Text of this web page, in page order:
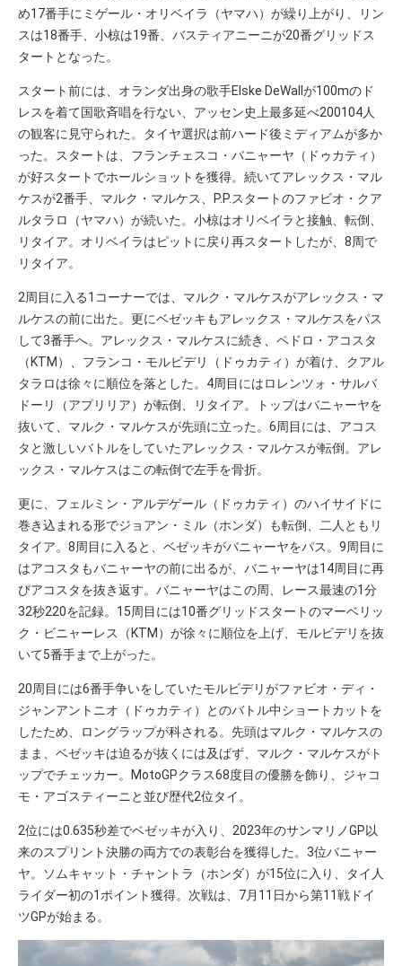
め17番手にミゲール・オリベイラ（ヤマハ）が繰り上がり、リン
スは18番手、小椋は19番、バスティアニーニが20番グリッドス
タートとなった。
スタート前には、オランダ出身の歌手Elske DeWallが100mのド
レスを着て国歌斉唱を行ない、アッセン史上最多延べ200104人
の観客に見守られた。タイヤ選択は前ハード後ミディアムが多か
った。スタートは、フランチェスコ・バニャーヤ（ドゥカティ）
が好スタートでホールショットを獲得。続いてアレックス・マル
ケスが2番手、マルク・マルケス、P.P.スタートのファビオ・クア
ルタラロ（ヤマハ）が続いた。小椋はオリベイラと接触、転倒、
リタイア。オリベイラはピットに戻り再スタートしたが、8周で
リタイア。
2周目に入る1コーナーでは、マルク・マルケスがアレックス・マ
ルケスの前に出た。更にベゼッキもアレックス・マルケスをパス
して3番手へ。アレックス・マルケスに続き、ペドロ・アコスタ
（KTM）、フランコ・モルビデリ（ドゥカティ）が着け、クアル
タラロは徐々に順位を落とした。4周目にはロレンツォ・サルバ
ドーリ（アプリリア）が転倒、リタイア。トップはバニャーヤを
抜いて、マルク・マルケスが先頭に立った。6周目には、アコス
タと激しいバトルをしていたアレックス・マルケスが転倒。アレ
ックス・マルケスはこの転倒で左手を骨折。
更に、フェルミン・アルデゲール（ドゥカティ）のハイサイドに
巻き込まれる形でジョアン・ミル（ホンダ）も転倒、二人ともリ
タイア。8周目に入ると、ベゼッキがバニャーヤをパス。9周目に
はアコスタもバニャーヤの前に出るが、バニャーヤは14周目に再
びアコスタを抜き返す。バニャーヤはこの周、レース最速の1分
32秒220を記録。15周目には10番グリッドスタートのマーベリッ
ク・ビニャーレス（KTM）が徐々に順位を上げ、モルビデリを抜
いて5番手まで上がった。
20周目には6番手争いをしていたモルビデリがファビオ・ディ・
ジャンアントニオ（ドゥカティ）とのバトル中ショートカットを
したため、ロングラップが科される。先頭はマルク・マルケスの
まま、ベゼッキは迫るが抜くには及ばず、マルク・マルケスがト
ップでチェッカー。MotoGPクラス68度目の優勝を飾り、ジャコ
モ・アゴスティーニと並び歴代2位タイ。
2位には0.635秒差でベゼッキが入り、2023年のサンマリノGP以
来のスプリント決勝の両方での表彰台を獲得した。3位バニャー
ヤ。ソムキャット・チャントラ（ホンダ）が15位に入り、タイ人
ライダー初の1ポイント獲得。次戦は、7月11日から第11戦ドイ
ツGPが始まる。